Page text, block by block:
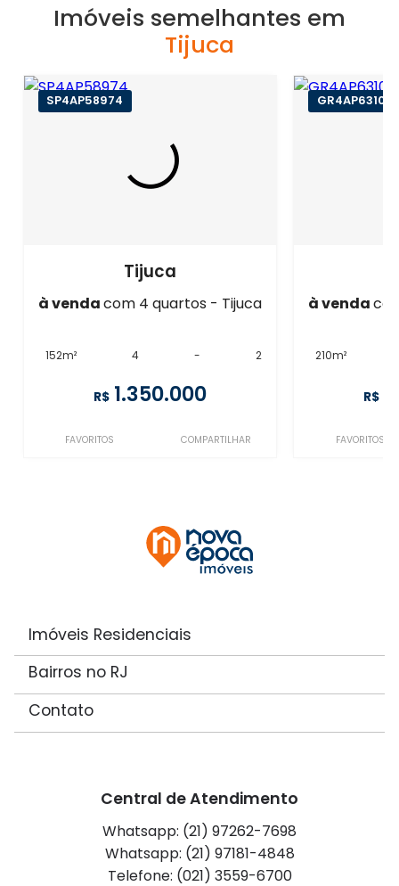
Imóveis semelhantes em
Tijuca
SP4AP58974
Tijuca
à vendacom 4 quartos - Tijuca
152m² 4 - 2
R$ 1.350.000
FAVORITOS COMPARTILHAR
GR4AP63103
à venda
210m²
R$
FAVORITOS
Imóveis Residenciais
Bairros no RJ
Contato
Central de Atendimento
Whatsapp: (21) 97262-7698
Whatsapp: (21) 97181-4848
Telefone: (021) 3559-6700